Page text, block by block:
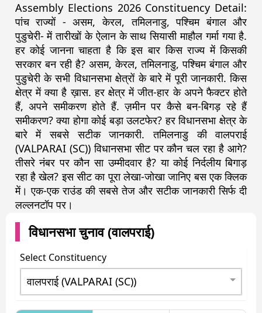
Assembly Elections 2026 Constituency Detail:
पांच राज्यों - असम, केरल, तमिलनाडु, पश्चिम बंगाल और
पुडुचेरी- में तारीखों के ऐलान के साथ सियासी माहौल गर्मा गया है.
हर कोई जानना चाहता है कि इस बार किस राज्य में किसकी
सरकार बन रही है? असम, केरल, तमिलनाडु, पश्चिम बंगाल और
पुडुचेरी के सभी विधानसभा क्षेत्रों के बारे में पूरी जानकारी. किस
क्षेत्र में क्या है ख़ास. हर क्षेत्र में जीत-हार के अपने फैक्टर होते
हैं, अपने समीकरण होते हैं. ज़मीन पर कैसे बन-बिगड़ रहे हैं
समीकरण? क्या होगा कोई बड़ा उलटफेर? हर विधानसभा क्षेत्र के
बारे में सबसे सटीक जानकारी. तमिलनाडु की वालपराई
(VALPARAI (SC)) विधानसभा सीट पर कौन चल रहा है आगे?
तीसरे नंबर पर कौन सा उम्मीदवार है? या कोई निर्दलीय बिगाड़
रहा है खेल? इस सीट का पूरा लेखा-जोखा जानिए बस एक क्लिक
में। एक-एक राउंड की सबसे तेज और सटीक जानकारी सिर्फ दी
लल्लनटॉप पर।
विधानसभा चुनाव (वालपराई)
Select Constituency